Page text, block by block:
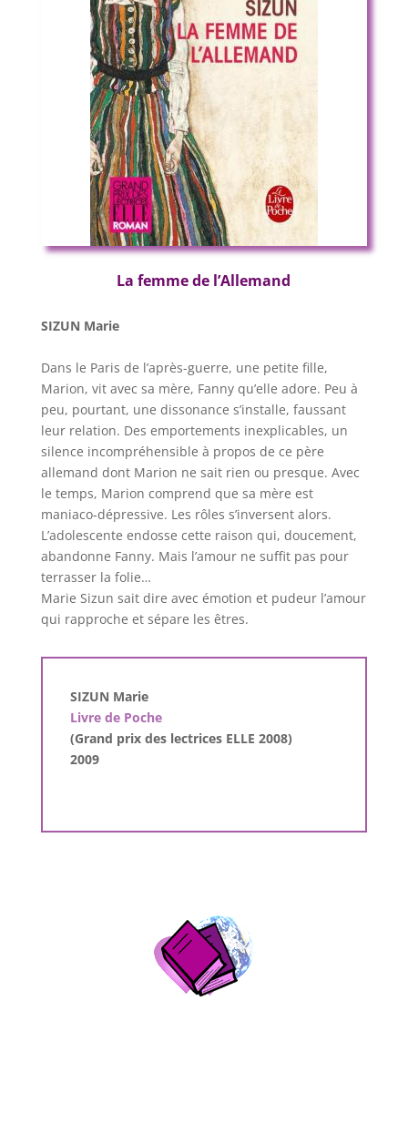
La femme de l’Allemand
SIZUN Marie
Dans le Paris de l’après-guerre, une petite fille,
Marion, vit avec sa mère, Fanny qu’elle adore. Peu à
peu, pourtant, une dissonance s’installe, faussant
leur relation. Des emportements inexplicables, un
silence incompréhensible à propos de ce père
allemand dont Marion ne sait rien ou presque. Avec
le temps, Marion comprend que sa mère est
maniaco-dépressive. Les rôles s’inversent alors.
L’adolescente endosse cette raison qui, doucement,
abandonne Fanny. Mais l’amour ne suffit pas pour
terrasser la folie…
Marie Sizun sait dire avec émotion et pudeur l’amour
qui rapproche et sépare les êtres.
SIZUN Marie
Livre de Poche
(Grand prix des lectrices ELLE 2008)
2009